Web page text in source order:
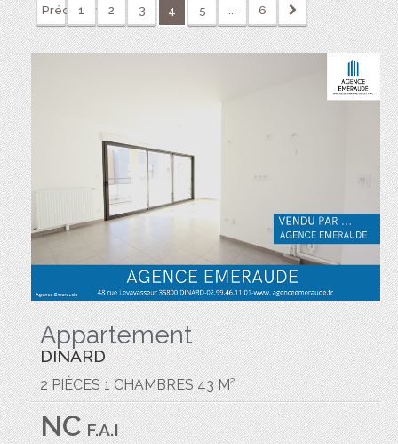
Précédente
1 2 3 4 5 ... 6
Appartement
DINARD
2 PIÈCES 1 CHAMBRES 43 M²
NCF.A.I